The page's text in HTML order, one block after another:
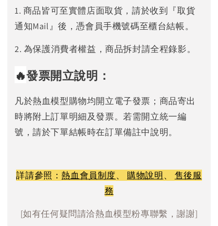
1. 商品皆可至實體店面取貨，請於收到『取貨
通知Mail』後，憑會員手機號碼至櫃台結帳。
2. 為保護消費者權益，商品拆封請全程錄影。
🔥發票開立說明：
凡於熱血模型購物均開立電子發票；商品寄出
時將附上訂單明細及發票。若需開立統一編
號，請於下單結帳時在訂單備註中說明。
詳請參照：熱血會員制度、 購物說明、 售後服
務
[如有任何疑問請洽熱血模型粉專聯繫，謝謝]